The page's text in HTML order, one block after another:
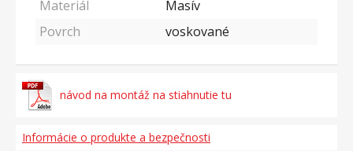
Materiál
Masív
Povrch
voskované
návod na montáž na stiahnutie tu
Informácie o produkte a bezpečnosti